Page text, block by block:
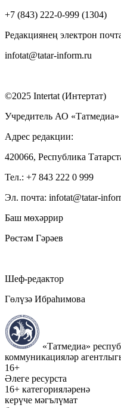
+7 (843) 222-0-999 (1304)
Редакциянең электрон
infotat@tatar-inform.ru
©2025 Intertat (Интертат)
Учредитель АО «Татмедиа»
Адрес редакции:
420066, Республика
Тел.: +7 843 222 0 999
Эл. почта: infotat@tatar-
Баш мөхәррир
Рөстәм Гәрәев
Шеф-редактор
Гөлүзә Ибраһимова
«Татмедиа»
коммуникацияләр
16+
Әлеге ресурста
16+ категорияләренә
керүче мәгълүмат